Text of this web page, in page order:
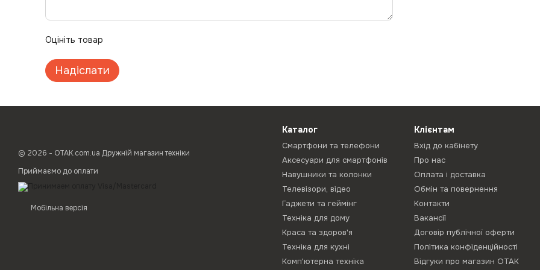
Оцініть товар
Надіслати
© 2026 - ОТАК.com.ua Дружній магазин техніки
Приймаємо до оплати
Мобільна версія
Каталог
Смартфони та телефони
Аксесуари для смартфонів
Навушники та колонки
Телевізори, відео
Гаджети та геймінг
Техніка для дому
Краса та здоров'я
Техніка для кухні
Комп'ютерна техніка
Клієнтам
Вхід до кабінету
Про нас
Оплата і доставка
Обмін та повернення
Контакти
Вакансії
Договір публічної оферти
Політика конфіденційності
Відгуки про магазин ОТАК